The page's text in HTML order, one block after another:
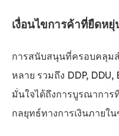
เงื่อนไขการค้าที่ยืดหยุ่
การสนับสนุนที่ครอบคลุม
หลาย รวมถึง DDP, DDU,
มั่นใจได้ถึงการบูรณากา
กลยุทธ์ทางการเงินภายใ